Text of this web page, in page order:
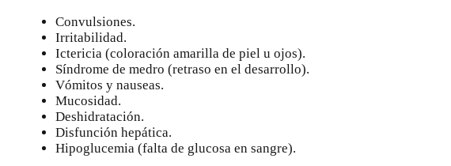
Convulsiones.
Irritabilidad.
Ictericia (coloración amarilla de piel u ojos).
Síndrome de medro (retraso en el desarrollo).
Vómitos y nauseas.
Mucosidad.
Deshidratación.
Disfunción hepática.
Hipoglucemia (falta de glucosa en sangre).